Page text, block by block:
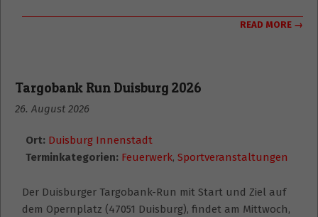
READ MORE →
Targobank Run Duisburg 2026
26. August 2026
Ort: Duisburg Innenstadt
Terminkategorien: Feuerwerk, Sportveranstaltungen
Der Duisburger Targobank-Run mit Start und Ziel auf
dem Opernplatz (47051 Duisburg), findet am Mittwoch,